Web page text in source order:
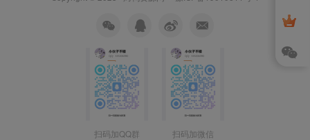
扫码加QQ群 扫码加微信